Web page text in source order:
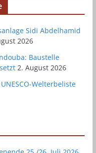
Sidi Abdelhamid
2026
Baustelle
2. August 2026
Welterbeliste